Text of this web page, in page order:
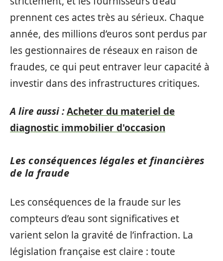
prennent ces actes très au sérieux. Chaque
année, des millions d’euros sont perdus par
les gestionnaires de réseaux en raison de
fraudes, ce qui peut entraver leur capacité à
investir dans des infrastructures critiques.
A lire aussi :Acheter du materiel de
diagnostic immobilier d'occasion
Les conséquences légales et financières
de la fraude
Les conséquences de la fraude sur les
compteurs d’eau sont significatives et
varient selon la gravité de l’infraction. La
législation française est claire : toute